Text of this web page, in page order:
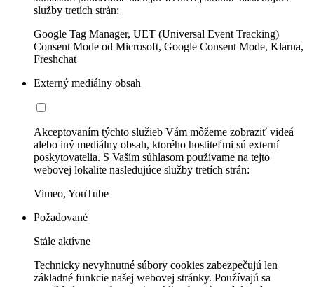
služby tretích strán:
Google Tag Manager, UET (Universal Event Tracking)
Consent Mode od Microsoft, Google Consent Mode, Klarna,
Freshchat
Externý mediálny obsah
Akceptovaním týchto služieb Vám môžeme zobraziť videá
alebo iný mediálny obsah, ktorého hostiteľmi sú externí
poskytovatelia. S Vaším súhlasom používame na tejto
webovej lokalite nasledujúce služby tretích strán:
Vimeo, YouTube
Požadované
Stále aktívne
Technicky nevyhnutné súbory cookies zabezpečujú len
základné funkcie našej webovej stránky. Používajú sa